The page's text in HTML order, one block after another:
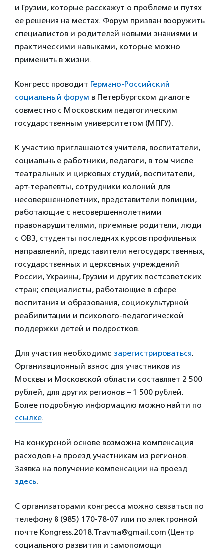
и Грузии, которые расскажут о проблеме и путях
ее решения на местах. Форум призван вооружить
специалистов и родителей новыми знаниями и
практическими навыками, которые можно
применить в жизни.
Конгресс проводит Германо-Российский
социальный форум в Петербургском диалоге
совместно с Московским педагогическим
государственным университетом (МПГУ).
К участию приглашаются учителя, воспитатели,
социальные работники, педагоги, в том числе
театральных и цирковых студий, воспитатели,
арт-терапевты, сотрудники колоний для
несовершеннолетних, представители полиции,
работающие с несовершеннолетними
правонарушителями, приемные родители, люди
с ОВЗ, студенты последних курсов профильных
направлений, представители негосударственных,
государственных и церковных учреждений
России, Украины, Грузии и других постсоветских
стран; специалисты, работающие в сфере
воспитания и образования, социокультурной
реабилитации и психолого-педагогической
поддержки детей и подростков.
Для участия необходимо зарегистрироваться.
Организационный взнос для участников из
Москвы и Московской области составляет 2 500
рублей, для других регионов – 1 500 рублей.
Более подробную информацию можно найти по
ссылке.
На конкурсной основе возможна компенсация
расходов на проезд участникам из регионов.
Заявка на получение компенсации на проезд
здесь.
С организаторами конгресса можно связаться по
телефону 8 (985) 170-78-07 или по электронной
почте Kongress.2018.Travma@gmail.com (Центр
социального развития и самопомощи